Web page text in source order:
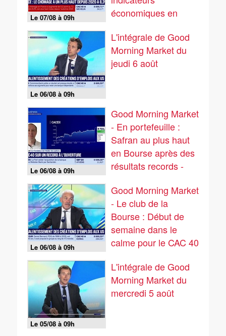
Le 07/08 à 09h
économiques en
s'améliorent - 07/08
Le 06/08 à 09h
L'intégrale de Good
Morning Market du
jeudi 6 août
Le 06/08 à 09h
Good Morning Market
- En portefeuille :
Safran au plus haut
en Bourse après des
résultats records -
Le 06/08 à 09h
Good Morning Market
- Le club de la
Bourse : Début de
semaine dans le
calme pour le CAC 40
Le 05/08 à 09h
L'intégrale de Good
Morning Market du
mercredi 5 août